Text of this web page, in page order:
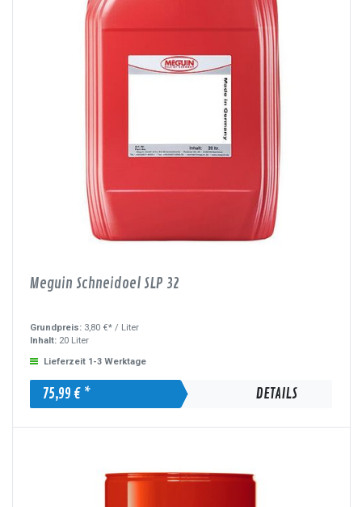
Meguin Schneidoel SLP 32
Grundpreis: 3,80 €* / Liter
Inhalt: 20 Liter
Lieferzeit 1-3 Werktage
75,99 € * DETAILS